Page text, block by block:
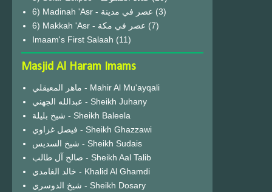
6) Madinah 'Asr - عصر في مدينة (3)
6) Makkah 'Asr - عصر في مكة (7)
Imaam's First Salaah (11)
Masjid Al Haram Imams
ماهر المعيقلي - Mahir Al Mu'ayqali
عبدالله الجهني - Sheikh Juhany
شيخ بليلة - Sheikh Baleela
فيصل غزاوي - Sheikh Ghazzawi
شيخ السديس - Sheikh Sudais
صالح آل طالب - Sheikh Aal Talib
خالد الغامدي - Khalid Al Ghamdi
شيخ الدوسري - Sheikh Dosary